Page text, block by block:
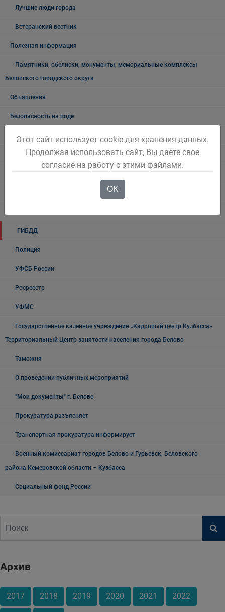
Лучшие люди города
Ветеранский вестник
Полезная информация
Памятники, обелиски, монументы, мемориальные комплексы
Беловского городского округа
Объявления
Безопасность на воде
Осторожно мошенники!
Государственные органы и службы информируют
Налоговая инспекция информирует
ГИБДД
Полиция
УФСБ России
Росреестр
УФМС
Государственное казенное учреждение «Кадровый центр Кузбасса»
Территориальный Центр занятости населения города Белово
Таможня
О проведении публичных мероприятий
"Мои документы" г. Белово
Прокуратура разъясняет
Транспортная прокуратура информирует
Военный комиссариат городов Белово и Гурьевск, Беловского
района Кемеровской области – Кузбасса
Социальный фонд России
Архив
2017 2018 2019 2020 2021 2022
Этот сайт использует cookie для хранения данных.
Продолжая использовать сайт, Вы даете свое
согласие на работу с этими файлами.
OK